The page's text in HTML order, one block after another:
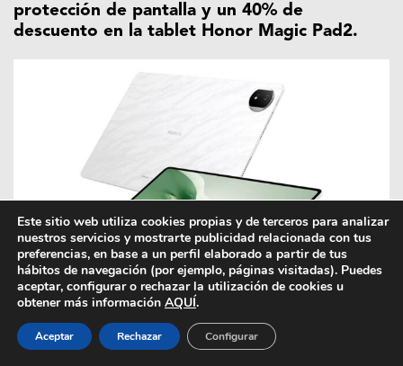
protección de pantalla y un 40% de
descuento en la tablet Honor Magic Pad2.
Imagen superior: Honor Magic Pad2
Este sitio web utiliza cookies propias y de terceros para analizar
nuestros servicios y mostrarte publicidad relacionada con tus
preferencias, en base a un perfil elaborado a partir de tus
hábitos de navegación (por ejemplo, páginas visitadas). Puedes
aceptar, configurar o rechazar la utilización de cookies u
obtener más información AQUÍ.
Aceptar Rechazar Configurar